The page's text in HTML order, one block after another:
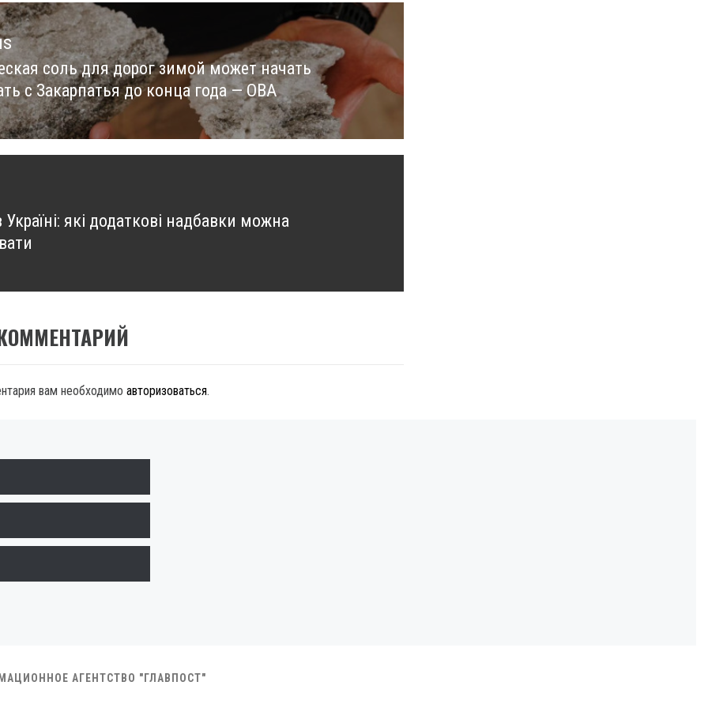
соль для дорог зимой может начать
с Закарпатья до конца года — ОВА
Україні: які додаткові надбавки можна
вам необходимо авторизоваться.
АГЕНТСТВО "ГЛАВПОСТ"